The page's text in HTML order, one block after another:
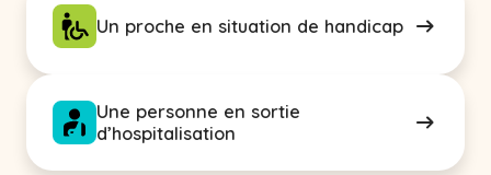
Un proche en situation de handicap
Une personne en sortie
d’hospitalisation